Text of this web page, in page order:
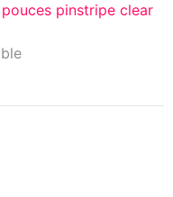
pinstripe clear